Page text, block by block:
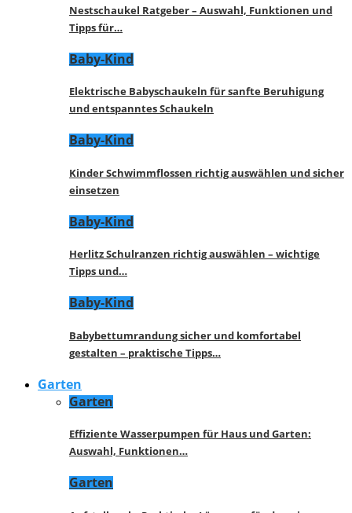
Nestschaukel Ratgeber – Auswahl, Funktionen und
Tipps für…
Baby-Kind
Elektrische Babyschaukeln für sanfte Beruhigung
und entspanntes Schaukeln
Baby-Kind
Kinder Schwimmflossen richtig auswählen und sicher
einsetzen
Baby-Kind
Herlitz Schulranzen richtig auswählen – wichtige
Tipps und…
Baby-Kind
Babybettumrandung sicher und komfortabel
gestalten – praktische Tipps…
Garten
Garten
Effiziente Wasserpumpen für Haus und Garten:
Auswahl, Funktionen…
Garten